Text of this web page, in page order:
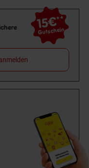
15€**
Gutschein